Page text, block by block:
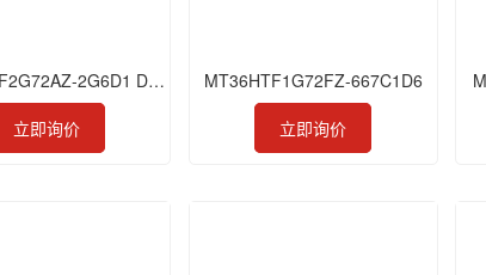
MTA18ASF2G72AZ-2G6D1 DDR4 16GB 2666 EUDIMM
立即询价
MT36HTF1G72FZ-667C1D6
立即询价